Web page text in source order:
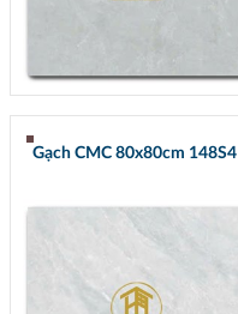
Gạch CMC 80x80cm 148S4